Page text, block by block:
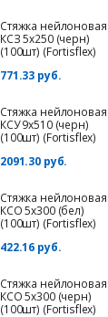
Стяжка нейлоновая
КСЗ 5х250 (черн)
(100шт) (Fortisflex)
771.33 руб.
Стяжка нейлоновая
КСУ 9х510 (черн)
(100шт) (Fortisflex)
2091.30 руб.
Стяжка нейлоновая
КСО 5х300 (бел)
(100шт) (Fortisflex)
422.16 руб.
Стяжка нейлоновая
КСО 5х300 (черн)
(100шт) (Fortisflex)